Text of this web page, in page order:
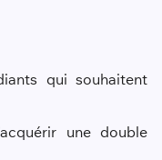
qui souhaitent
une double